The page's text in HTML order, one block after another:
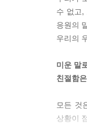
수 없고,
응원의
우리의
미운 말
친절함
모든 것
상황이